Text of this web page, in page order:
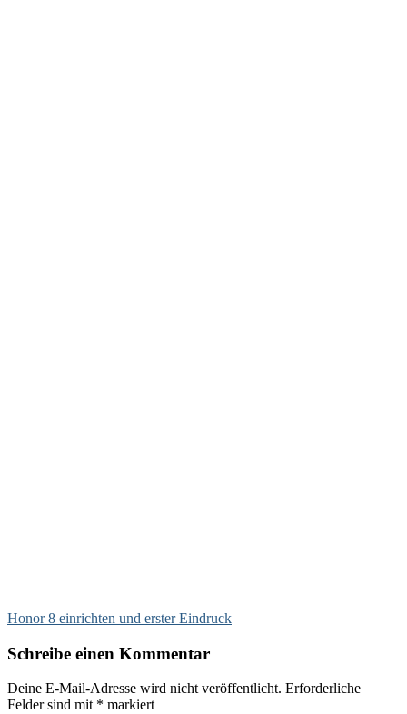
Honor 8 einrichten und erster Eindruck
Schreibe einen Kommentar
Deine E-Mail-Adresse wird nicht veröffentlicht. Erforderliche
Felder sind mit * markiert